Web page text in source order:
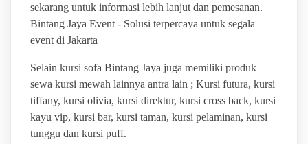
sekarang untuk informasi lebih lanjut dan pemesanan.
Bintang Jaya Event - Solusi terpercaya untuk segala
event di Jakarta
Selain kursi sofa Bintang Jaya juga memiliki produk
sewa kursi mewah lainnya antra lain ; Kursi futura, kursi
tiffany, kursi olivia, kursi direktur, kursi cross back, kursi
kayu vip, kursi bar, kursi taman, kursi pelaminan, kursi
tunggu dan kursi puff.